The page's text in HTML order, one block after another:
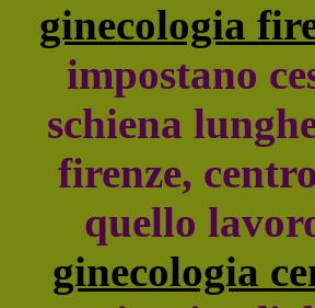
ginecologia
impostano
schiena
firenze,
quello
ginecologia